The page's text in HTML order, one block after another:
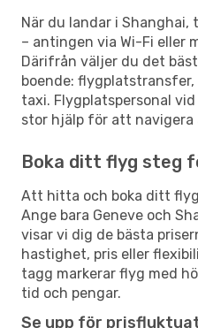
När du landar i
– antingen via Wi-Fi eller
Därifrån väljer du det
boende:
taxi. Flygplatspersonal
stor hjälp för att navigera
Boka ditt flyg steg
Att hitta och boka ditt
Ange bara Geneve och
visar vi dig de bästa
hastighet, pris eller
tagg markerar flyg med
tid och pengar.
Se upp för